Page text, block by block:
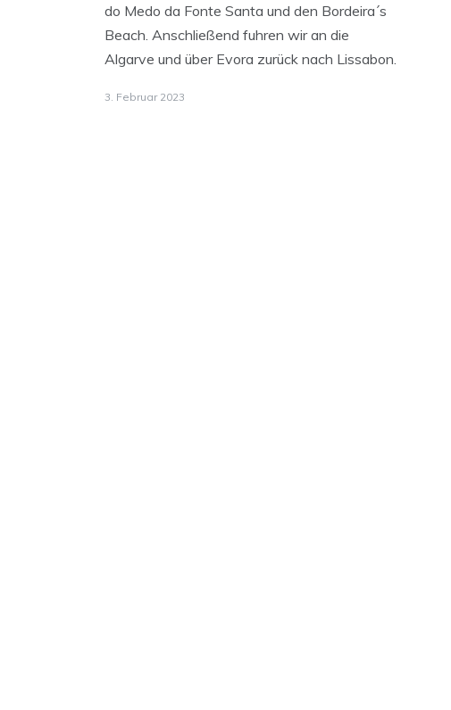
do Medo da Fonte Santa und den Bordeira´s
Beach. Anschließend fuhren wir an die
Algarve und über Evora zurück nach Lissabon.
3. Februar 2023